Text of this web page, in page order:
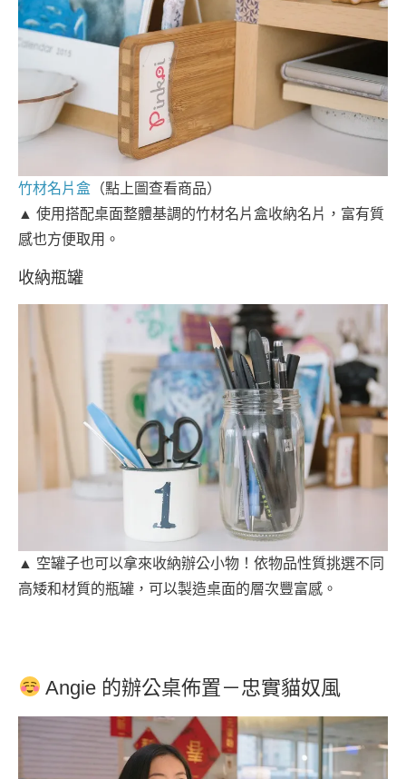
竹材名片盒 （點上圖查看商品）
▲ 使用搭配桌面整體基調的竹材名片盒收納名片，富有質
感也方便取用。
收納瓶罐
▲ 空罐子也可以拿來收納辦公小物！依物品性質挑選不同
高矮和材質的瓶罐，可以製造桌面的層次豐富感。
Angie 的辦公桌佈置－忠實貓奴風